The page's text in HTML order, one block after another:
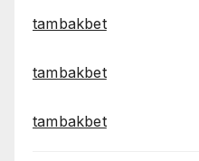
tambakbet
tambakbet
tambakbet